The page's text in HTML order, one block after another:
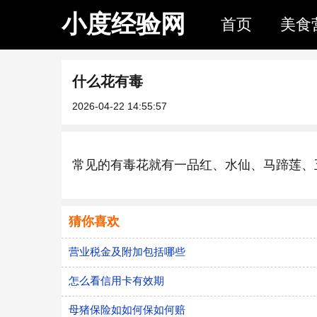
小度经验网 首页 美食
什么花有毒
2026-04-22 14:55:57
常见的有毒花就有一品红、水仙、马蹄莲
猜你喜欢
营业税金及附加包括哪些
怎么看信用卡有效期
母猪保险如如何保如何赔